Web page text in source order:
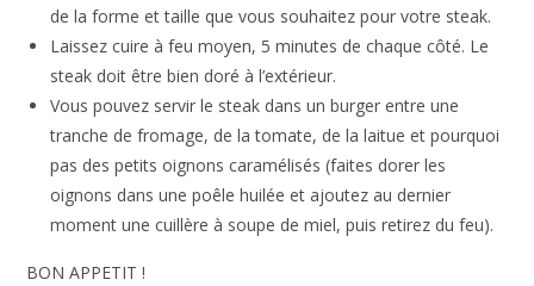
de la forme et taille que vous souhaitez pour votre steak.
Laissez cuire à feu moyen, 5 minutes de chaque côté. Le
steak doit être bien doré à l’extérieur.
Vous pouvez servir le steak dans un burger entre une
tranche de fromage, de la tomate, de la laitue et pourquoi
pas des petits oignons caramélisés (faites dorer les
oignons dans une poêle huilée et ajoutez au dernier
moment une cuillère à soupe de miel, puis retirez du feu).
BON APPETIT !